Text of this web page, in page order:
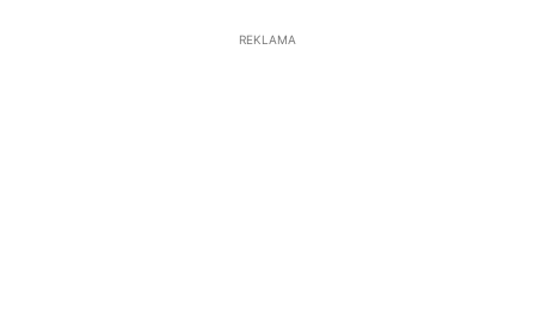
REKLAMA